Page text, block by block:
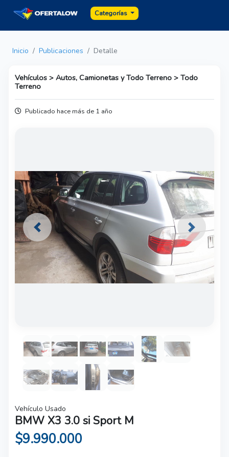
Categorías
Inicio Publicaciones Detalle
Vehículos > Autos, Camionetas y Todo Terreno > Todo
Terreno
Publicado hace más de 1 año
Previous Next
Vehículo Usado
BMW X3 3.0 si Sport M
$9.990.000